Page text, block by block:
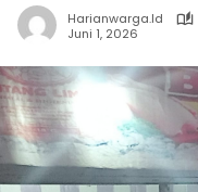
Harianwarga.id
Juni 1, 2026